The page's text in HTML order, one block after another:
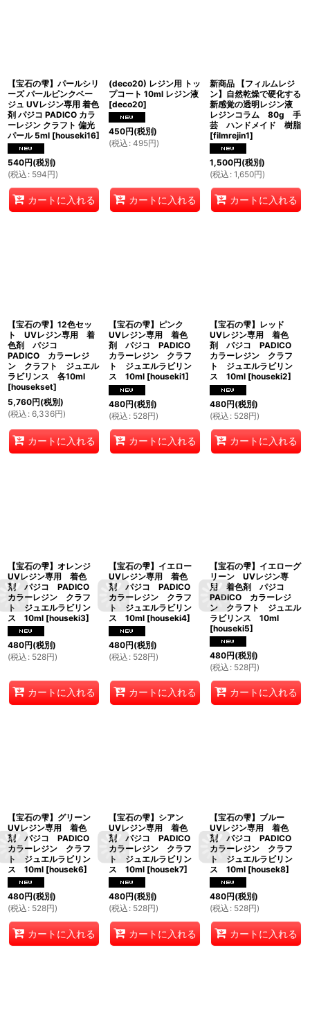
【宝石の雫】パールシリ
ーズ パールピンクベー
ジュ UVレジン専用 着色
剤 パジコ PADICO カラ
ーレジン クラフト 偏光
パール 5ml [houseki16]
540円(税別)
(税込 : 594円)
カートに入れる
(deco20) レジン用 トッ
プコート 10ml レジン液
[deco20]
450円(税別)
(税込 : 495円)
カートに入れる
新商品 【フィルムレジ
ン】自然乾燥で硬化する
新感覚の透明レジン液
レジンコラム 80g 手
芸 ハンドメイド 樹脂
[filmrejin1]
1,500円(税別)
(税込 : 1,650円)
カートに入れる
【宝石の雫】12色セッ
ト UVレジン専用 着
色剤 パジコ
PADICO カラーレジ
ン クラフト ジュエル
ラビリンス 各10ml
[housekset]
5,760円(税別)
(税込 : 6,336円)
カートに入れる
【宝石の雫】ピンク
UVレジン専用 着色
剤 パジコ PADICO
カラーレジン クラフ
ト ジュエルラビリン
ス 10ml [houseki1]
480円(税別)
(税込 : 528円)
カートに入れる
【宝石の雫】レッド
UVレジン専用 着色
剤 パジコ PADICO
カラーレジン クラフ
ト ジュエルラビリン
ス 10ml [houseki2]
480円(税別)
(税込 : 528円)
カートに入れる
【宝石の雫】オレンジ
UVレジン専用 着色
剤 パジコ PADICO
カラーレジン クラフ
ト ジュエルラビリン
ス 10ml [houseki3]
480円(税別)
(税込 : 528円)
カートに入れる
【宝石の雫】イエロー
UVレジン専用 着色
剤 パジコ PADICO
カラーレジン クラフ
ト ジュエルラビリン
ス 10ml [houseki4]
480円(税別)
(税込 : 528円)
カートに入れる
【宝石の雫】イエローグ
リーン UVレジン専
用 着色剤 パジコ
PADICO カラーレジ
ン クラフト ジュエル
ラビリンス 10ml
[houseki5]
480円(税別)
(税込 : 528円)
カートに入れる
【宝石の雫】グリーン
UVレジン専用 着色
剤 パジコ PADICO
カラーレジン クラフ
ト ジュエルラビリン
ス 10ml [housek6]
480円(税別)
(税込 : 528円)
カートに入れる
【宝石の雫】シアン
UVレジン専用 着色
剤 パジコ PADICO
カラーレジン クラフ
ト ジュエルラビリン
ス 10ml [housek7]
480円(税別)
(税込 : 528円)
カートに入れる
【宝石の雫】ブルー
UVレジン専用 着色
剤 パジコ PADICO
カラーレジン クラフ
ト ジュエルラビリン
ス 10ml [housek8]
480円(税別)
(税込 : 528円)
カートに入れる